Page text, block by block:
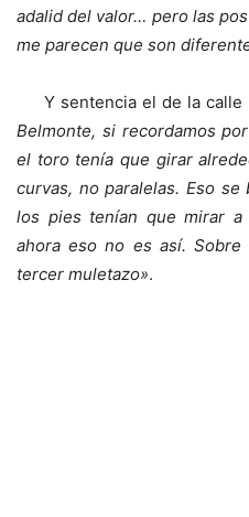
adalid del valor… pero las
me parecen que son
Y sentencia el de la calle
Belmonte, si recordamos
el toro tenía que girar
curvas, no paralelas. Eso
los pies tenían que mirar
ahora eso no es así.
tercer muletazo».